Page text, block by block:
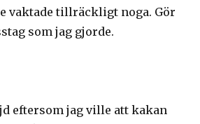
vaktade tillräckligt noga. Gör
som jag gjorde.
eftersom jag ville att kakan